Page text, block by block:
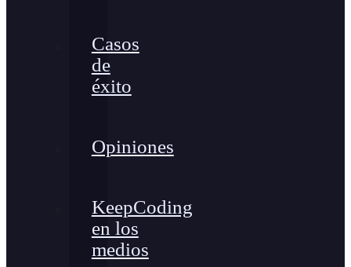
Casos
de
éxito
Opiniones
KeepCoding
en los
medios